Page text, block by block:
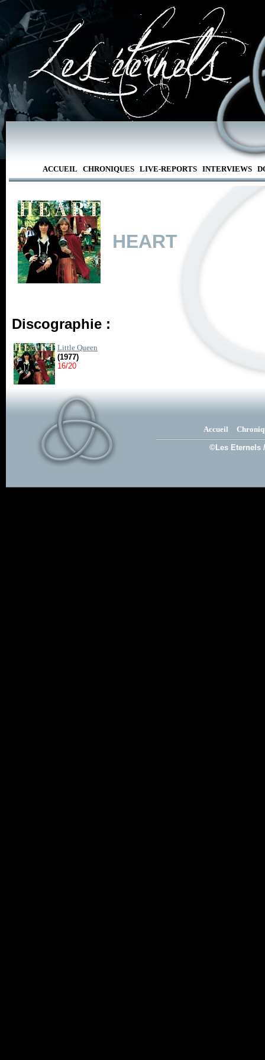
ACCUEIL CHRONIQUES LIVE-REPORTS INTERVIEWS
HEART
Discographie :
Little Queen
(1977)
16/20
Accueil
©Les Eternels